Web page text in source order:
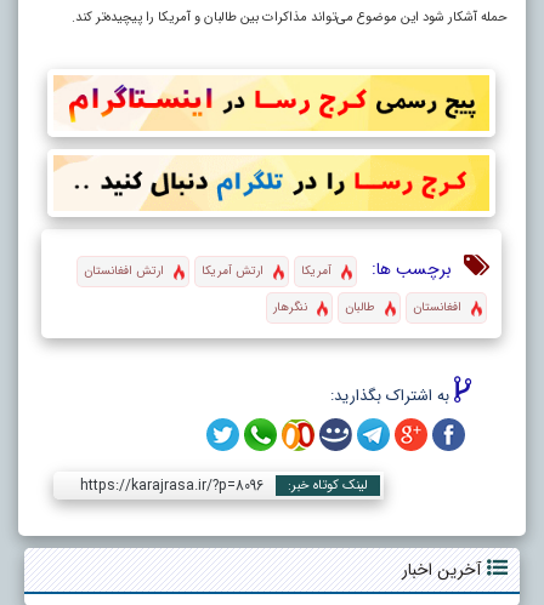
حمله آشکار شود این موضوع می‌تواند مذاکرات بین طالبان و آمریکا را پیچیده‌تر کند.
برچسب ها: آمریکا ارتش آمریکا
ارتش افغانستان
افغانستان
طالبان ننگرهار
به اشتراک بگذارید:
لینک کوتاه خبر: https://karajrasa.ir/?p=8096
آخرین اخبار